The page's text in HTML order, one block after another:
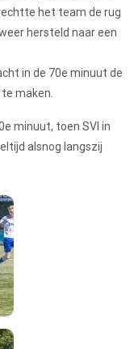
het team de rug
hersteld naar een
in de 70e minuut de
maken.
minuut, toen SVI in
alsnog langszij